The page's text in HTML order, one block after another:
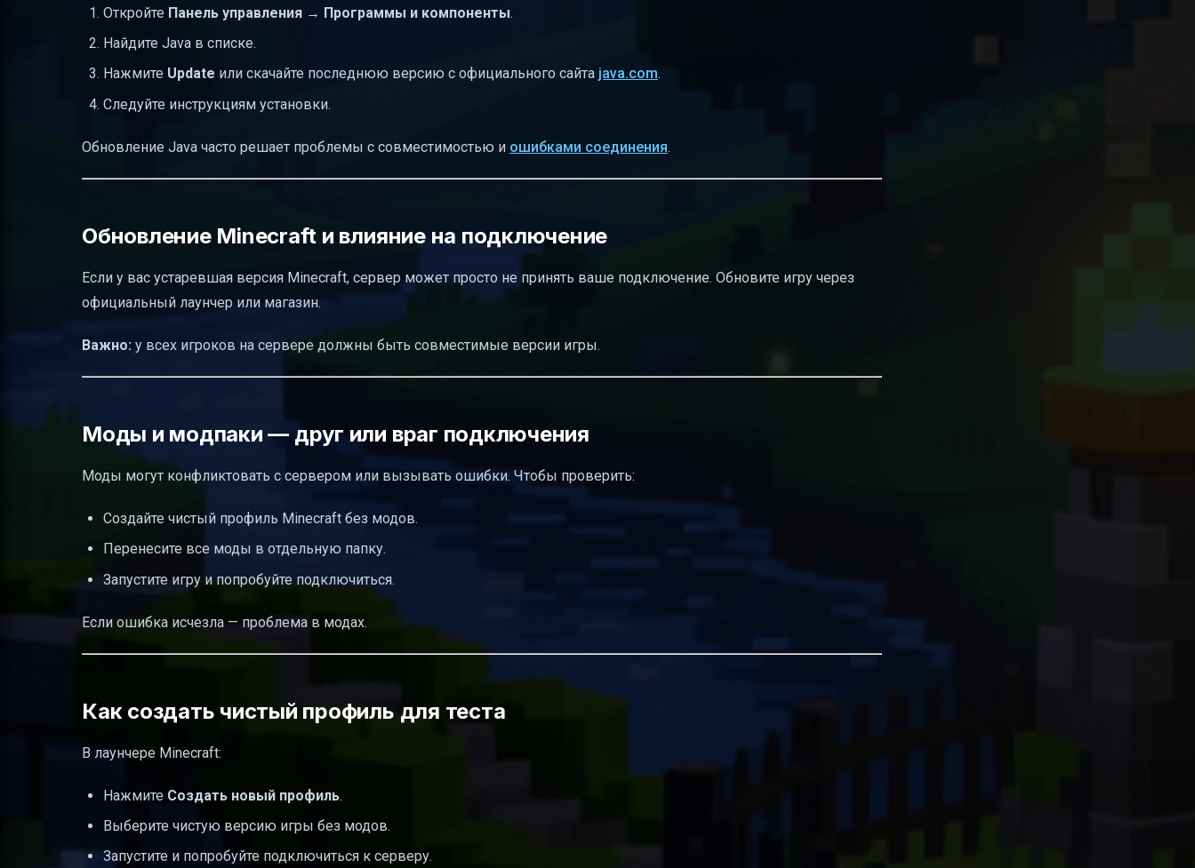
Откройте Панель управления → Программы и компоненты.
Найдите Java в списке.
Нажмите Update или скачайте последнюю версию с официального сайта java.com.
Следуйте инструкциям установки.
Обновление Java часто решает проблемы с совместимостью и ошибками соединения.
Обновление Minecraft и влияние на подключение
Если у вас устаревшая версия Minecraft, сервер может просто не принять ваше подключение. Обновите игру через
официальный лаунчер или магазин.
Важно: у всех игроков на сервере должны быть совместимые версии игры.
Моды и модпаки — друг или враг подключения
Моды могут конфликтовать с сервером или вызывать ошибки. Чтобы проверить:
Создайте чистый профиль Minecraft без модов.
Перенесите все моды в отдельную папку.
Запустите игру и попробуйте подключиться.
Если ошибка исчезла — проблема в модах.
Как создать чистый профиль для теста
В лаунчере Minecraft:
Нажмите Создать новый профиль.
Выберите чистую версию игры без модов.
Запустите и попробуйте подключиться к серверу.